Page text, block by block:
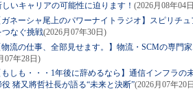
いキャリアの可能性に迫ります！ (2026月08年04
ガネーシャ尾上のパワーナイトラジオ】スピリ
つなぐ挑戦(2026月07年30日)
物流の仕事、全部見せます。】物流・SCMの専
07年28日)
もしも・・・1年後に辞めるなら】通信インフラ
猪又將哲社長が語る“未来と決断”(2026月07年20